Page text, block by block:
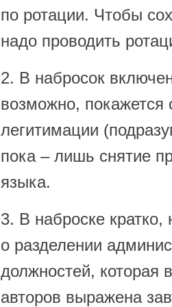
по ротации. Чтобы
надо проводить
2. В набросок
возможно,
легитимации
пока – лишь снятие
языка.
3. В наброске
о разделении
должностей, которая
авторов выражена